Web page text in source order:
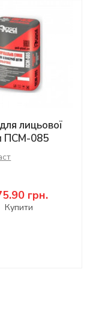
лицьової
ПСМ-085
грн.
Купити